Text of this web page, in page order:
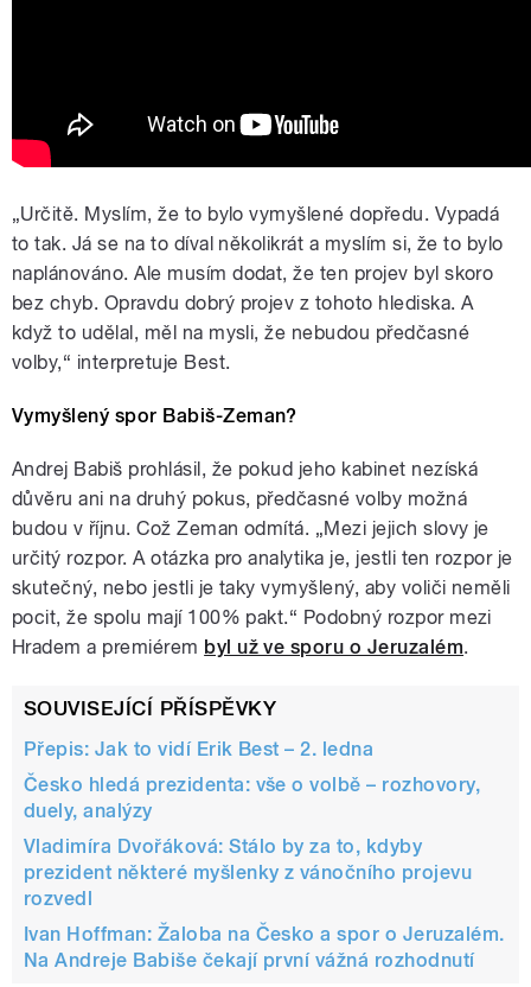
„Určitě. Myslím, že to bylo vymyšlené dopředu. Vypadá
to tak. Já se na to díval několikrát a myslím si, že to bylo
naplánováno. Ale musím dodat, že ten projev byl skoro
bez chyb. Opravdu dobrý projev z tohoto hlediska. A
když to udělal, měl na mysli, že nebudou předčasné
volby,“ interpretuje Best.
Vymyšlený spor Babiš-Zeman?
Andrej Babiš prohlásil, že pokud jeho kabinet nezíská
důvěru ani na druhý pokus, předčasné volby možná
budou v říjnu. Což Zeman odmítá. „Mezi jejich slovy je
určitý rozpor. A otázka pro analytika je, jestli ten rozpor je
skutečný, nebo jestli je taky vymyšlený, aby voliči neměli
pocit, že spolu mají 100% pakt.“ Podobný rozpor mezi
Hradem a premiérem byl už ve sporu o Jeruzalém.
SOUVISEJÍCÍ PŘÍSPĚVKY
Přepis: Jak to vidí Erik Best – 2. ledna
Česko hledá prezidenta: vše o volbě – rozhovory,
duely, analýzy
Vladimíra Dvořáková: Stálo by za to, kdyby
prezident některé myšlenky z vánočního projevu
rozvedl
Ivan Hoffman: Žaloba na Česko a spor o Jeruzalém.
Na Andreje Babiše čekají první vážná rozhodnutí